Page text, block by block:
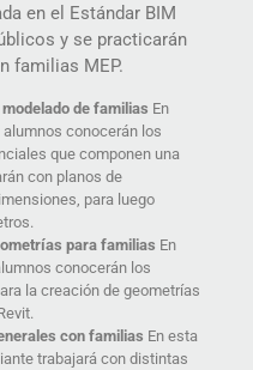
en el Estándar BIM
y se practicarán
familias MEP.
de familias En
conocerán los
que componen una
con planos de
para luego
para familias En
conocerán los
la creación de geometrías
con familias En esta
trabajará con distintas